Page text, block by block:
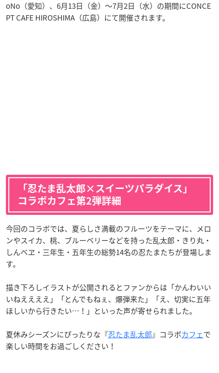
oNo（愛知）、6月13日（金）〜7月2日（水）の期間にCONCE
PT CAFE HIROSHIMA（広島）にて開催されます。
「忍たま乱太郎×スイーツパラダイス」
コラボカフェ第2弾詳細
今回のコラボでは、夏らしさ満載のフルーツをテーマに、メロ
ンやスイカ、桃、ブルーベリーなどを持った乱太郎・きり丸・
しんべヱ・三年生・五年生の総勢14名の忍たまたちが登場しま
す。
描き下ろしイラストが公開されるとファンからは「かんわいい
いねええええ」「とんでもねぇ、爆弾来た」「え、切実に五年
ほしいから行きたい…！」といった声が寄せられました。
夏休みシーズンにぴったりな『忍たま乱太郎』コラボカフェで
楽しい時間をお過ごしください！